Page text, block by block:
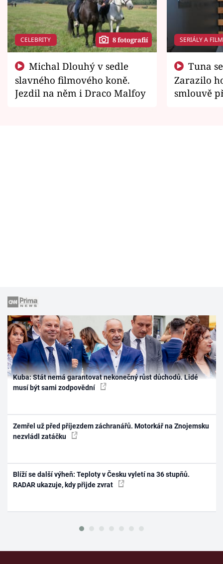
CELEBRITY 8 fotografií
slavného filmového koně.
Jezdil na něm i Draco Malfoy
SERIÁLY A
Zarazilo
smlouvě
Kuba: Stát nemá garantovat nekonečný růst důchodů. Lidé
musí být sami zodpovědní
Zemřel už před příjezdem záchranářů. Motorkář na Znojemsku
nezvládl zatáčku
Blíží se další výheň: Teploty v Česku vyletí na 36 stupňů.
RADAR ukazuje, kdy přijde zvrat